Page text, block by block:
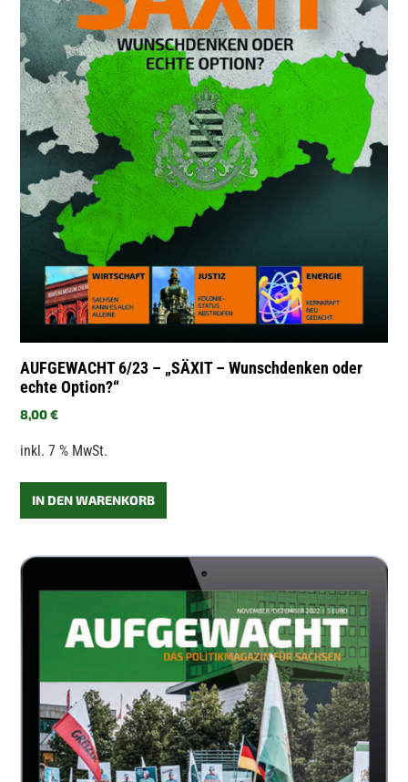
AUFGEWACHT 6/23 – „SÄXIT – Wunschdenken oder
echte Option?“
8,00€
inkl. 7 % MwSt.
IN DEN WARENKORB